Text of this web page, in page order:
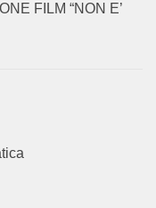
FILM “NON E’